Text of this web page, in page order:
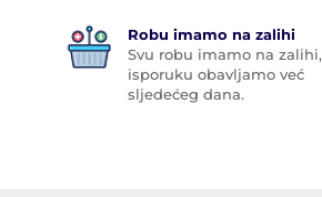
Robu imamo na zalihi
Svu robu imamo na zalihi,
isporuku obavljamo već
sljedećeg dana.